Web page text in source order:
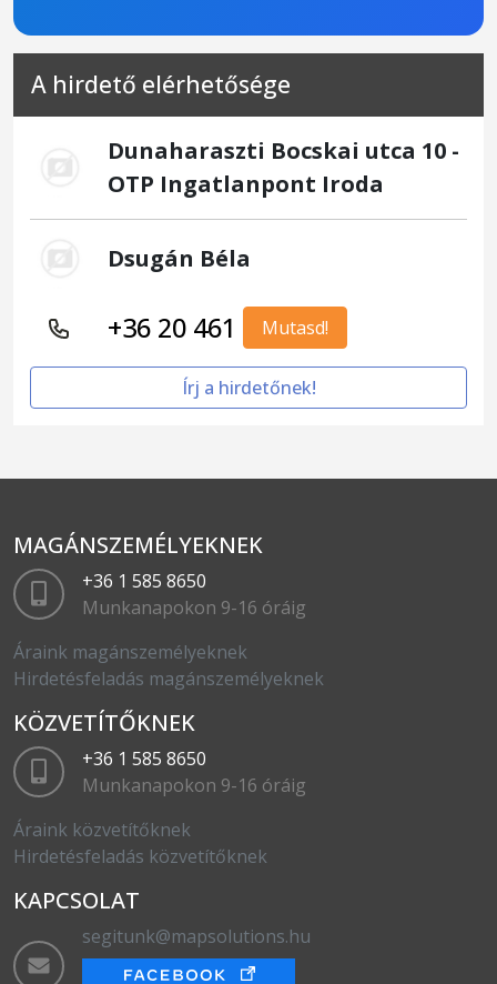
A hirdető elérhetősége
Dunaharaszti Bocskai utca 10 -
OTP Ingatlanpont Iroda
Dsugán Béla
+36 20 461 Mutasd!
Írj a hirdetőnek!
MAGÁNSZEMÉLYEKNEK
+36 1 585 8650
Munkanapokon 9-16 óráig
Áraink magánszemélyeknek
Hirdetésfeladás magánszemélyeknek
KÖZVETÍTŐKNEK
+36 1 585 8650
Munkanapokon 9-16 óráig
Áraink közvetítőknek
Hirdetésfeladás közvetítőknek
KAPCSOLAT
segitunk@mapsolutions.hu